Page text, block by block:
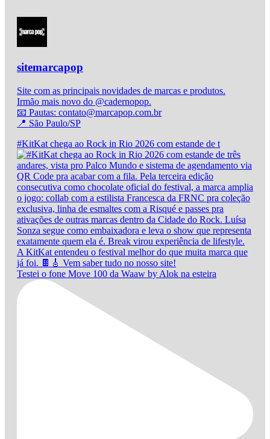
sitemarcapop
Site com as principais novidades de marcas e produtos.
Irmão mais novo do @cadernopop.
📧 Pautas: contato@marcapop.com.br
📍 São Paulo/SP
#KitKat chega ao Rock in Rio 2026 com estande de t
Testei o fone Move 100 da Waaw by Alok na esteira